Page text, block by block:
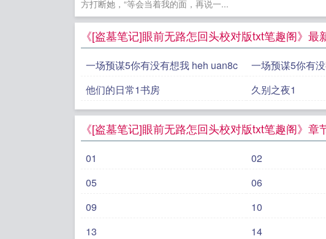
闻珲俯仰之间po文未删
霍琼霎的小说 纷争之
方打断她，“等会当着我的面，再说一...
《[盗墓笔记]眼前无路怎回头校对版txt笔趣阁》最
一场预谋5你有没有想我 heh uan8c 一场预谋5你有
他们的日常1书房
久别之夜1
《[盗墓笔记]眼前无路怎回头校对版txt笔趣阁》章
01 02
05
06
09
10
13
14